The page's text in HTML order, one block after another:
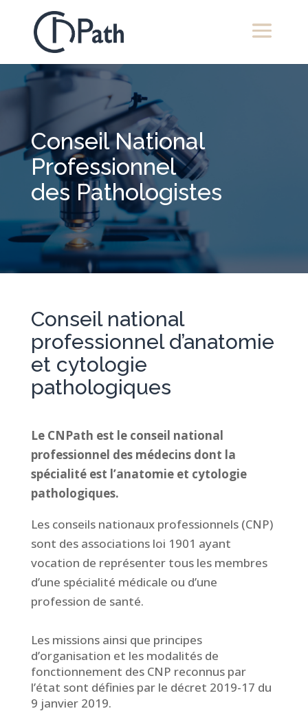
Conseil National
Professionnel
des Pathologistes
Conseil national
professionnel d’anatomie
et cytologie
pathologiques
Le CNPath est le conseil national
professionnel des médecins dont la
spécialité est l’anatomie et cytologie
pathologiques.
Les conseils nationaux professionnels (CNP)
sont des associations loi 1901 ayant
vocation de représenter tous les membres
d’une spécialité médicale ou d’une
profession de santé.
Les missions ainsi que principes
d’organisation et les modalités de
fonctionnement des CNP reconnus par
l’état sont définies par le décret 2019-17 du
9 janvier 2019.